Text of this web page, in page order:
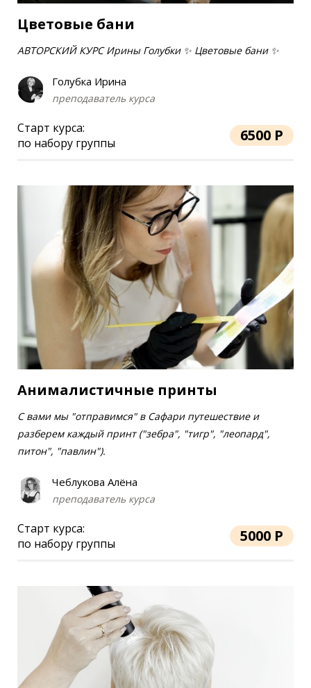
Цветовые бани
АВТОРСКИЙ КУРС Ирины Голубки ✨ Цветовые бани ✨
Голубка Ирина
преподаватель курса
Старт курса:
по набору группы
6500 Р
Анималистичные принты
С вами мы "отправимся" в Сафари путешествие и
разберем каждый принт ("зебра", "тигр", "леопард",
питон", "павлин").
Чеблукова Алёна
преподаватель курса
Старт курса:
по набору группы
5000 Р